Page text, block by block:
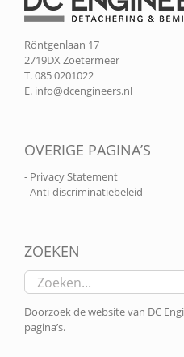
Röntgenlaan 17
2719DX Zoetermeer
T. 085 0201022
E. info@dcengineers.nl
OVERIGE PAGINA’S
- Privacy Statement
- Anti-discriminatiebeleid
ZOEKEN
Zoeken
naar:
Doorzoek de website van DC
pagina’s.